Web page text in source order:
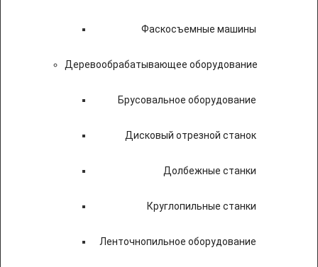
Фаскосъемные машины
Деревообрабатывающее оборудование
Брусовальное оборудование
Дисковый отрезной станок
Долбежные станки
Круглопильные станки
Ленточнопильное оборудование